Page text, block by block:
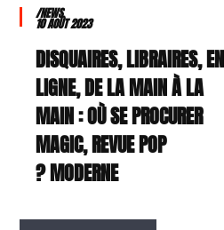
/NEWS
10 AOÛT 2023
DISQUAIRES, LIBRAIRES, EN
LIGNE, DE LA MAIN À LA
MAIN : OÙ SE PROCURER
MAGIC, REVUE POP
MODERNE ?